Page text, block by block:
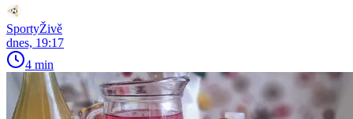
SportyŽivě
dnes, 19:17
4 min